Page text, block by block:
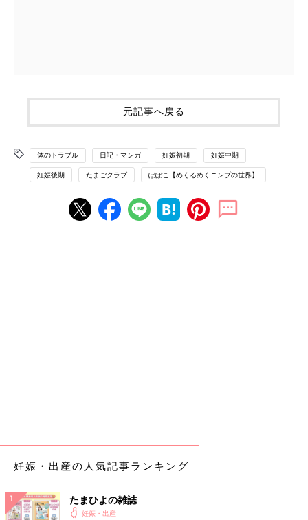
元記事へ戻る
体のトラブル 日記・マンガ 妊娠初期 妊娠中期
妊娠後期 たまごクラブ ぽぽこ【めくるめくニンプの世界】
妊娠・出産の人気記事ランキング
たまひよの雑誌
妊娠・出産